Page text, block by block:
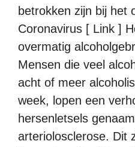
betrokken zijn bij het
Coronavirus [ Link ]
overmatig
Mensen die veel
acht of meer
week, lopen een
hersenletsels
arteriolosclerose. Dit